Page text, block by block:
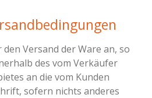
Versand der Ware an, so
des vom Verkäufer
an die vom Kunden
sofern nichts anderes